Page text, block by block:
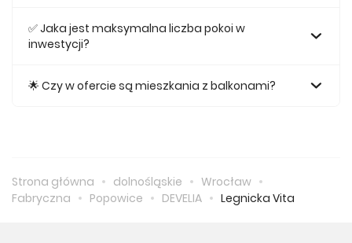
Vita posiada 123,39, natomiast najmniejsze mieszkanie ma
metraż 40,32.
✅ Jaka jest maksymalna liczba pokoi w
inwestycji?
posiada 5.
🌟 Czy w ofercie są mieszkania z balkonami?
Strona główna dolnośląskie
Wrocław
Fabryczna
Popowice DEVELIA Legnicka Vita